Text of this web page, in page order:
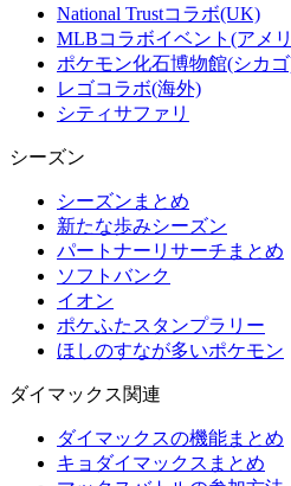
National Trustコラボ(UK)
MLBコラボイベント(アメ
ポケモン化石博物館(シカ
レゴコラボ(海外)
シティサファリ
シーズン
シーズンまとめ
新たな歩みシーズン
パートナーリサーチまとめ
ソフトバンク
イオン
ポケふたスタンプラリー
ほしのすなが多いポケモン
ダイマックス関連
ダイマックスの機能まとめ
キョダイマックスまとめ